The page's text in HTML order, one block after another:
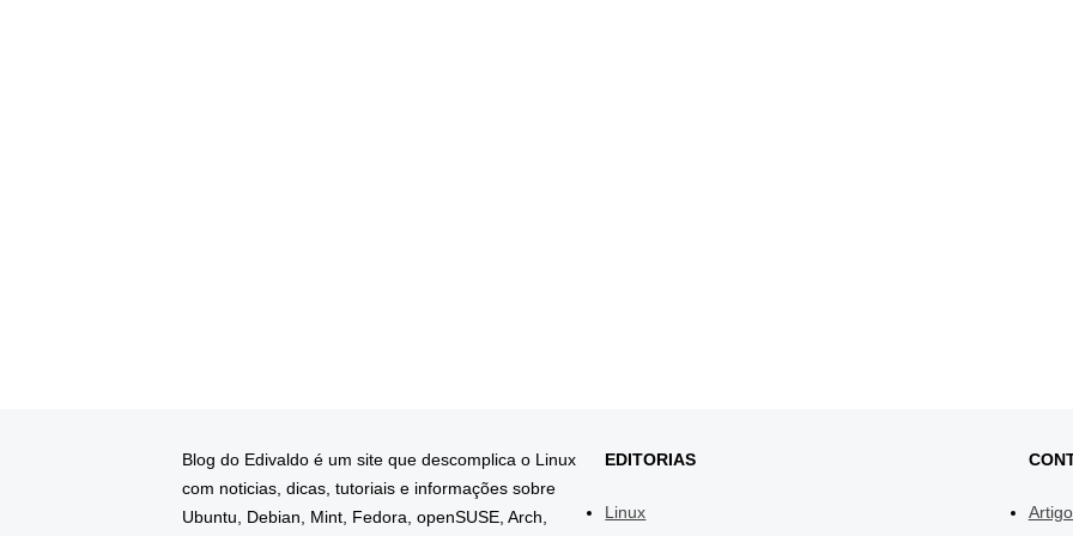
Blog do Edivaldo é um site que descomplica o Linux
com noticias, dicas, tutoriais e informações sobre
Ubuntu, Debian, Mint, Fedora, openSUSE, Arch,
EDITORIAS
Linux